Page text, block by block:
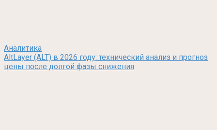
Аналитика
AltLayer (ALT) в 2026 году: технический анализ и прогноз
цены после долгой фазы снижения